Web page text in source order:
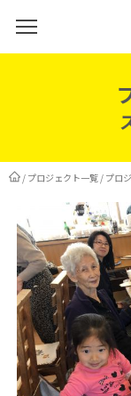
/ プロジェクト一覧 / プロ